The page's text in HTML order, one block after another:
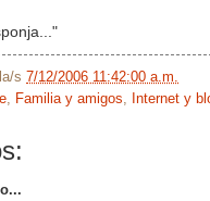
s 7/12/2006 11:42:00 a.m.
Familia y amigos Internet y